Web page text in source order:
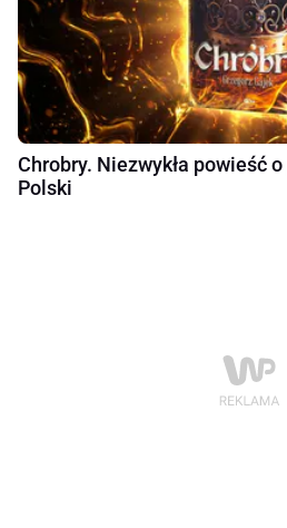
Chrobry. Niezwykła powieść
Polski